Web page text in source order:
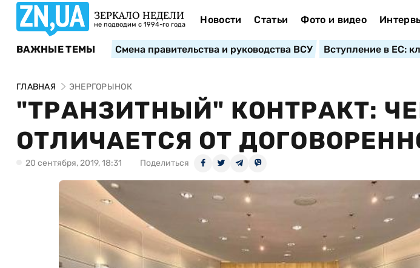
ЗЕРКАЛО НЕДЕЛИ
не подводим с 1994-го года Новости Статьи Фото и видео
ВАЖНЫЕ ТЕМЫ Смена правительства и руководства ВСУ Вступление в ЕС:
ГЛАВНАЯ ЭНЕРГОРЫНОК
"ТРАНЗИТНЫЙ" КОНТРАКТ:
ОТЛИЧАЕТСЯ ОТ
20 сентября, 2019, 18:31 Поделиться